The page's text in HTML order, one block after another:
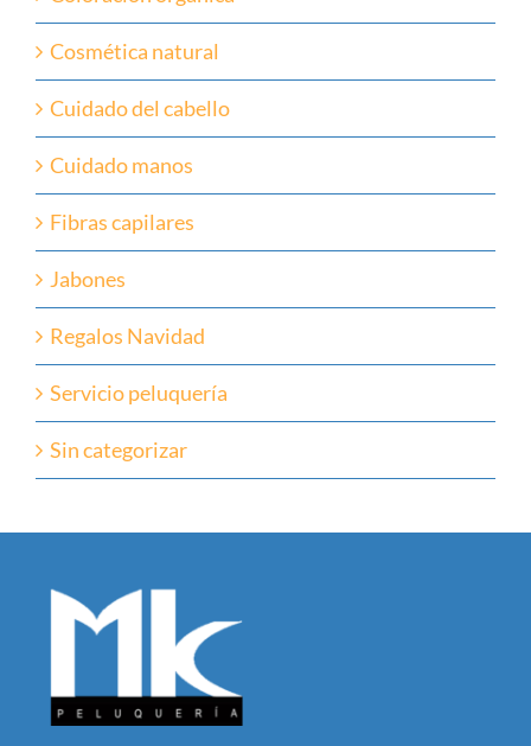
Cosmética natural
Cuidado del cabello
Cuidado manos
Fibras capilares
Jabones
Regalos Navidad
Servicio peluquería
Sin categorizar